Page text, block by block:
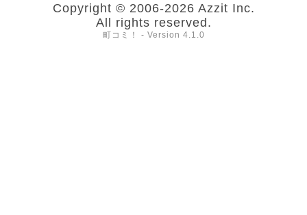
Copyright © 2006-2026 Azzit Inc.
All rights reserved.
町コミ！ - Version 4.1.0